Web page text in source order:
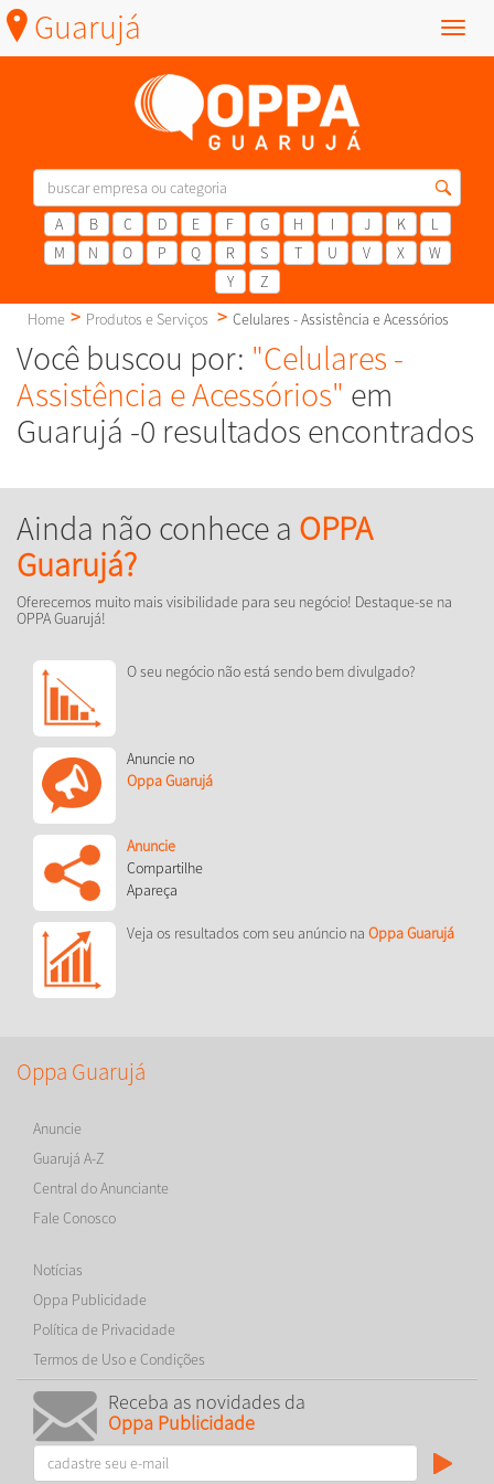
Menu
Guarujá
A B C D E F G H I J K
L
M
N O P Q R S T U V X
W
Y
Z
Home
Produtos e Serviços Celulares - Assistência e Acessórios
Você buscou por: "Celulares -
Assistência e Acessórios" em
Guarujá -0 resultados encontrados
Ainda não conhece a OPPA
Guarujá?
Oferecemos muito mais visibilidade para seu negócio! Destaque-se na
OPPA Guarujá!
O seu negócio não está sendo bem divulgado?
Anuncie no
Oppa Guarujá
Anuncie
Compartilhe
Apareça
Veja os resultados com seu anúncio na Oppa Guarujá
Oppa Guarujá
Anuncie
Guarujá A-Z
Central do Anunciante
Fale Conosco
Notícias
Oppa Publicidade
Política de Privacidade
Termos de Uso e Condições
Receba as novidades da
Oppa Publicidade